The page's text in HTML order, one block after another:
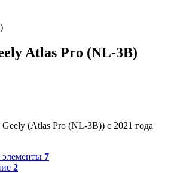
Atlas Pro (NL-3B)
Geely (Atlas Pro (NL-3B)) с 2021 года
7
2